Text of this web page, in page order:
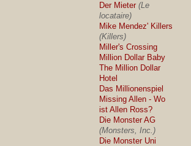
Der Mieter (Le
locataire)
Mike Mendez' Killers
(Killers)
Miller's Crossing
Million Dollar Baby
The Million Dollar
Hotel
Das Millionenspiel
Missing Allen - Wo
ist Allen Ross?
Die Monster AG
(Monsters, Inc.)
Die Monster Uni